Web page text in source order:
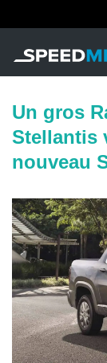
Un gros
Stellantis
nouveau